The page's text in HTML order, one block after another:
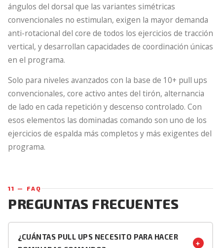
ángulos del dorsal que las variantes simétricas
convencionales no estimulan, exigen la mayor demanda
anti-rotacional del core de todos los ejercicios de tracción
vertical, y desarrollan capacidades de coordinación únicas
en el programa.
Solo para niveles avanzados con la base de 10+ pull ups
convencionales, core activo antes del tirón, alternancia
de lado en cada repetición y descenso controlado. Con
esos elementos las dominadas comando son uno de los
ejercicios de espalda más completos y más exigentes del
programa.
11 — FAQ
PREGUNTAS FRECUENTES
¿CUÁNTAS PULL UPS NECESITO PARA HACER
+